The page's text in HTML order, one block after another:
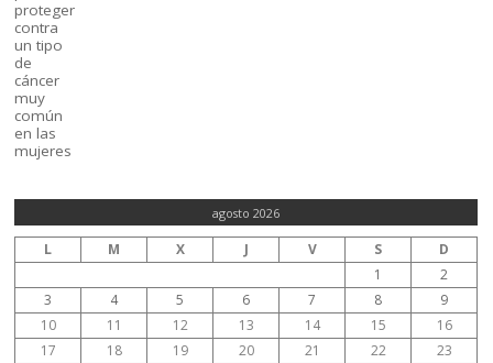
agosto 2026
L M X J V S
D
1
2
3
4 5 6 7 8
9
10
11 12 13 14 15
16
17
18 19 20 21 22
23